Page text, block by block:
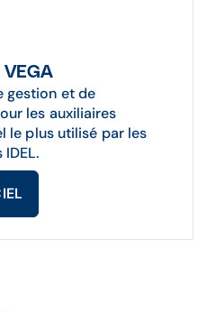
gestion et de
les auxiliaires
le plus utilisé par les